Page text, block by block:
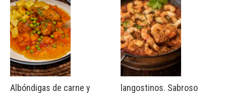
Albóndigas de carne y
langostinos. Sabroso